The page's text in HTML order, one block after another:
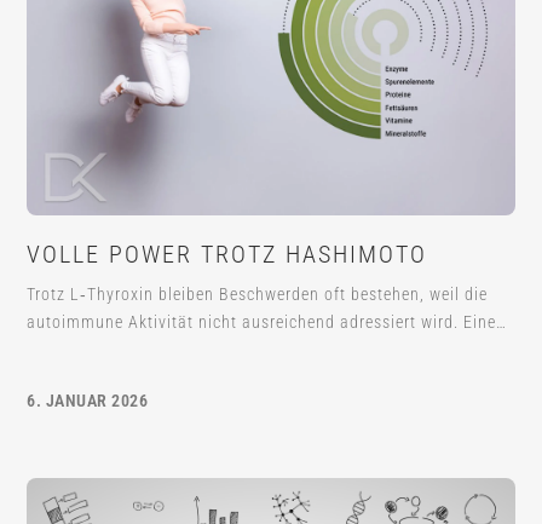
VOLLE POWER TROTZ HASHIMOTO
Trotz L‑Thyroxin bleiben Beschwerden oft bestehen, weil die
autoimmune Aktivität nicht ausreichend adressiert wird. Eine…
6. JANUAR 2026